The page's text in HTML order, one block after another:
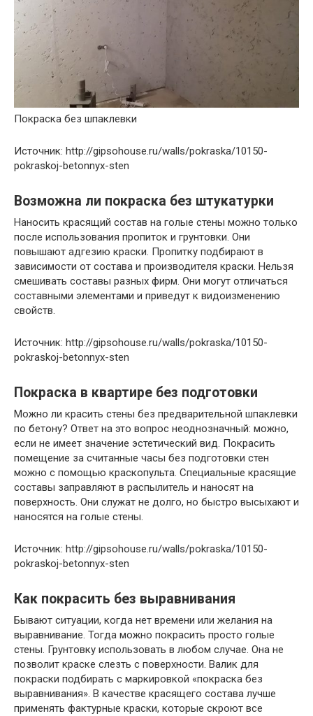
Покраска без шпаклевки
Источник: http://gipsohouse.ru/walls/pokraska/10150-
pokraskoj-betonnyx-sten
Возможна ли покраска без штукатурки
Наносить красящий состав на голые стены можно только
после использования пропиток и грунтовки. Они
повышают адгезию краски. Пропитку подбирают в
зависимости от состава и производителя краски. Нельзя
смешивать составы разных фирм. Они могут отличаться
составными элементами и приведут к видоизменению
свойств.
Источник: http://gipsohouse.ru/walls/pokraska/10150-
pokraskoj-betonnyx-sten
Покраска в квартире без подготовки
Можно ли красить стены без предварительной шпаклевки
по бетону? Ответ на это вопрос неоднозначный: можно,
если не имеет значение эстетический вид. Покрасить
помещение за считанные часы без подготовки стен
можно с помощью краскопульта. Специальные красящие
составы заправляют в распылитель и наносят на
поверхность. Они служат не долго, но быстро высыхают и
наносятся на голые стены.
Источник: http://gipsohouse.ru/walls/pokraska/10150-
pokraskoj-betonnyx-sten
Как покрасить без выравнивания
Бывают ситуации, когда нет времени или желания на
выравнивание. Тогда можно покрасить просто голые
стены. Грунтовку использовать в любом случае. Она не
позволит краске слезть с поверхности. Валик для
покраски подбирать с маркировкой «покраска без
выравнивания». В качестве красящего состава лучше
применять фактурные краски, которые скроют все